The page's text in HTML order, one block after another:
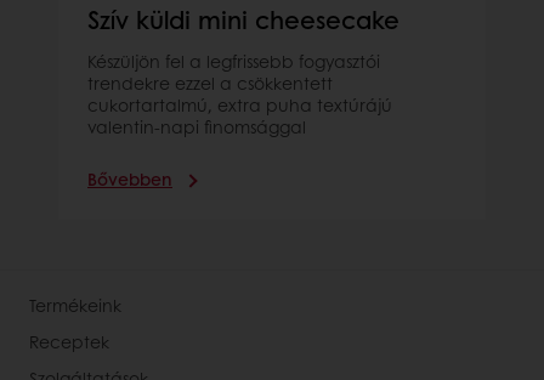
Szív küldi mini cheesecake
Készüljön fel a legfrissebb fogyasztói
trendekre ezzel a csökkentett
cukortartalmú, extra puha textúrájú
valentin-napi finomsággal
Bővebben
Termékeink
Receptek